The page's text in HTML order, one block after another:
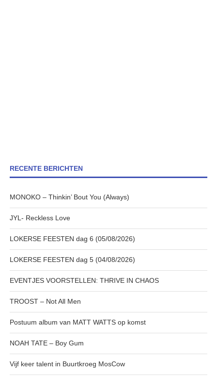
RECENTE BERICHTEN
MONOKO – Thinkin’ Bout You (Always)
JYL- Reckless Love
LOKERSE FEESTEN dag 6 (05/08/2026)
LOKERSE FEESTEN dag 5 (04/08/2026)
EVENTJES VOORSTELLEN: THRIVE IN CHAOS
TROOST – Not All Men
Postuum album van MATT WATTS op komst
NOAH TATE – Boy Gum
Vijf keer talent in Buurtkroeg MosCow